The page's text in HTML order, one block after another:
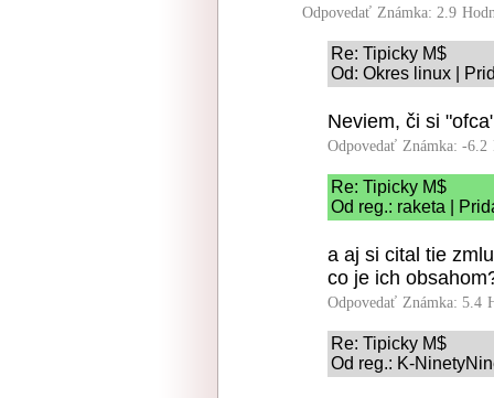
Odpovedať Známka: 2.9
Re: Tipicky M$
Od: Okres linux |
Neviem, či si
Odpovedať Známka: -6.2
Re: Tipicky M$
Od reg.: raketa |
a aj si cital tie
co je ich
Odpovedať Známka: 5.4
Re: Tipicky M$
Od reg.: K-